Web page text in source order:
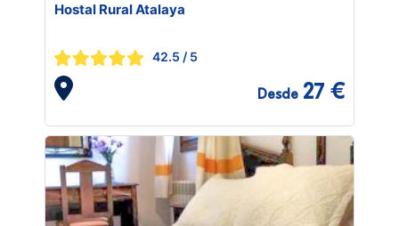
Hostal Rural Atalaya
42.5 / 5
Desde 27 €